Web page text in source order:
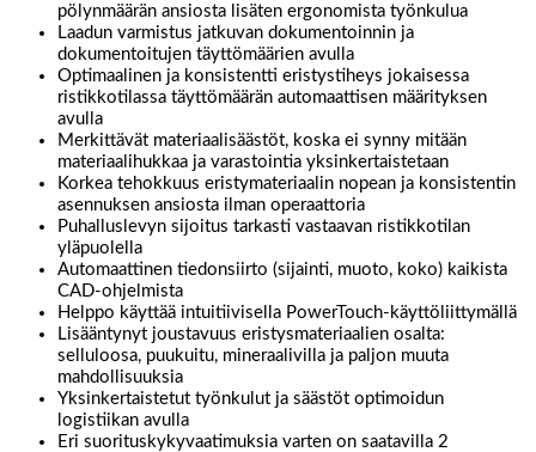
pölynmäärän ansiosta lisäten ergonomista työnkulua
Laadun varmistus jatkuvan dokumentoinnin ja
dokumentoitujen täyttömäärien avulla
Optimaalinen ja konsistentti eristystiheys jokaisessa
ristikkotilassa täyttömäärän automaattisen määrityksen
avulla
Merkittävät materiaalisäästöt, koska ei synny mitään
materiaalihukkaa ja varastointia yksinkertaistetaan
Korkea tehokkuus eristymateriaalin nopean ja konsistentin
asennuksen ansiosta ilman operaattoria
Puhalluslevyn sijoitus tarkasti vastaavan ristikkotilan
yläpuolella
Automaattinen tiedonsiirto (sijainti, muoto, koko) kaikista
CAD-ohjelmista
Helppo käyttää intuitiivisella PowerTouch-käyttöliittymällä
Lisääntynyt joustavuus eristysmateriaalien osalta:
selluloosa, puukuitu, mineraalivilla ja paljon muuta
mahdollisuuksia
Yksinkertaistetut työnkulut ja säästöt optimoidun
logistiikan avulla
Eri suorituskykyvaatimuksia varten on saatavilla 2